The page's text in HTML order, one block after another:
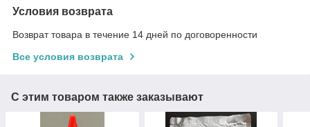
Условия возврата
Возврат товара в течение 14 дней по договоренности
Все условия возврата
С этим товаром также заказывают